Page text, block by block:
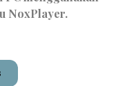
NoxPlayer.